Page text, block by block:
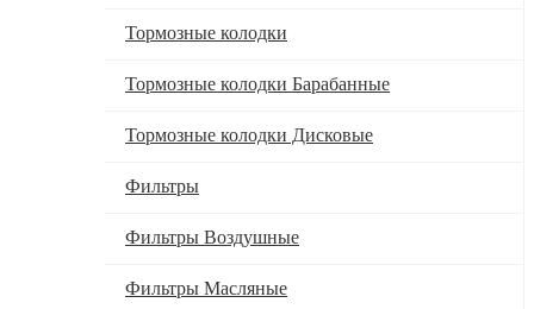
Тормозные колодки
Тормозные колодки Барабанные
Тормозные колодки Дисковые
Фильтры
Фильтры Воздушные
Фильтры Масляные